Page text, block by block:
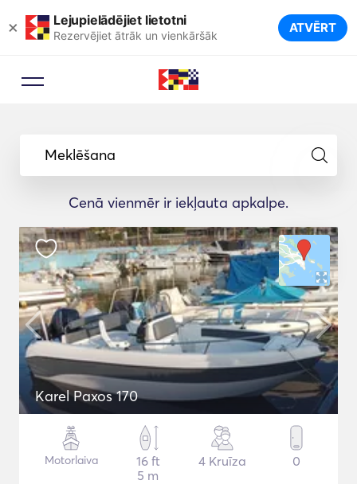
× Lejupielādējiet lietotni
Rezervējiet ātrāk un vienkāršāk ATVĒRT
Meklēšana
Cenā vienmēr ir iekļauta apkalpe.
Karel Paxos 170
Motorlaiva
16 ft
5 m
4 Kruīza 0